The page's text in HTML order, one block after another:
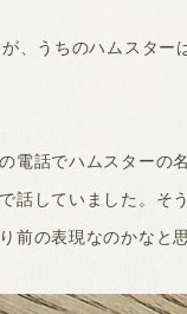
、うちのハムスター
電話でハムスターの
話していました。そ
前の表現なのかなと思